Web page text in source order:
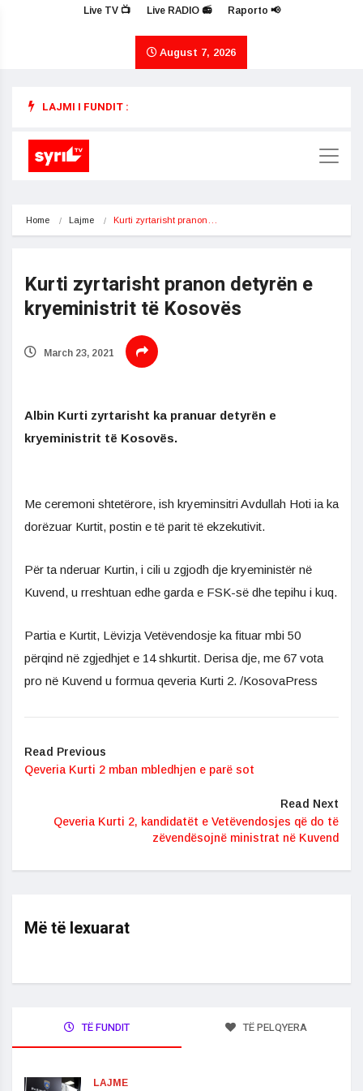
Live TV 📺 Live RADIO 📻 Raporto 📢
August 7, 2026
LAJMI I FUNDIT :
Home Lajme ​Kurti zyrtarisht pranon…
​Kurti zyrtarisht pranon detyrën e
kryeministrit të Kosovës
March 23, 2021
Albin Kurti zyrtarisht ka pranuar detyrën e
kryeministrit të Kosovës.
Me ceremoni shtetërore, ish kryeminsitri Avdullah Hoti ia ka
dorëzuar Kurtit, postin e të parit të ekzekutivit.
Për ta nderuar Kurtin, i cili u zgjodh dje kryeministër në
Kuvend, u rreshtuan edhe garda e FSK-së dhe tepihu i kuq.
Partia e Kurtit, Lëvizja Vetëvendosje ka fituar mbi 50
përqind në zgjedhjet e 14 shkurtit. Derisa dje, me 67 vota
pro në Kuvend u formua qeveria Kurti 2. /KosovaPress
Read Previous
Qeveria Kurti 2 mban mbledhjen e parë sot
Read Next
Qeveria Kurti 2, kandidatët e Vetëvendosjes që do të
zëvendësojnë ministrat në Kuvend
Më të lexuarat
TË FUNDIT TË PELQYERA
LAJME